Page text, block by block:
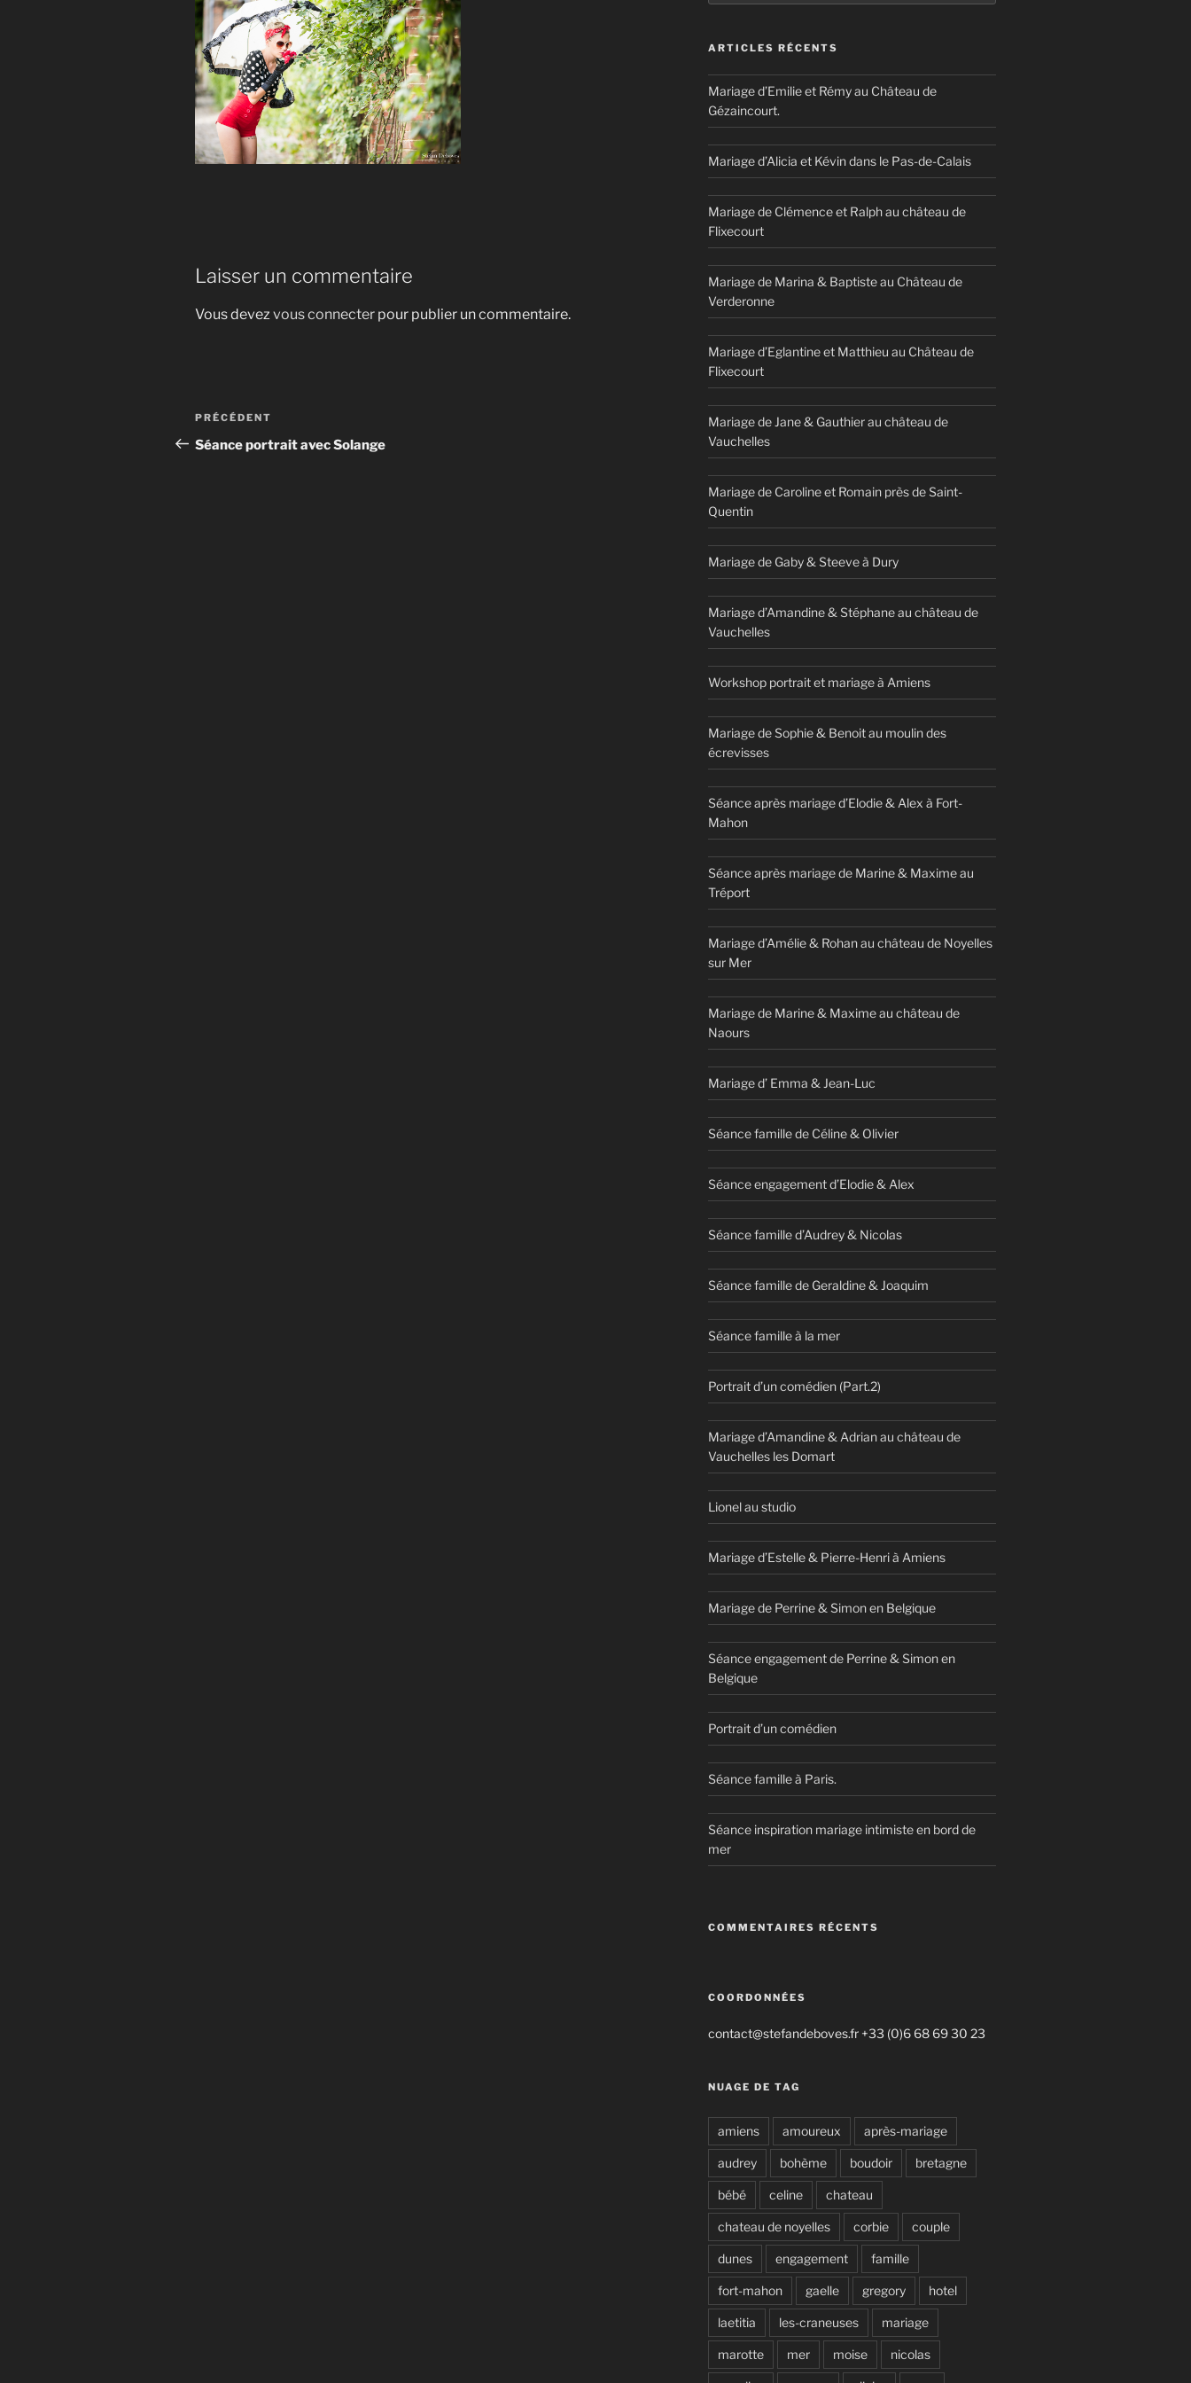
Laisser un commentaire
Vous devez vous connecter pour publier un commentaire.
Navigation
de
Article
précédent
PRÉCÉDENT
Séance portrait avec Solange
ARTICLES RÉCENTS
Mariage d’Emilie et Rémy au Château de
Gézaincourt.
Mariage d’Alicia et Kévin dans le Pas-de-Calais
Mariage de Clémence et Ralph au château de
Flixecourt
Mariage de Marina & Baptiste au Château de
Verderonne
Mariage d’Eglantine et Matthieu au Château de
Flixecourt
Mariage de Jane & Gauthier au château de
Vauchelles
Mariage de Caroline et Romain près de Saint-
Quentin
Mariage de Gaby & Steeve à Dury
Mariage d’Amandine & Stéphane au château de
Vauchelles
Workshop portrait et mariage à Amiens
Mariage de Sophie & Benoit au moulin des
écrevisses
Séance après mariage d’Elodie & Alex à Fort-
Mahon
Séance après mariage de Marine & Maxime au
Tréport
Mariage d’Amélie & Rohan au château de Noyelles
sur Mer
Mariage de Marine & Maxime au château de
Naours
Mariage d’ Emma & Jean-Luc
Séance famille de Céline & Olivier
Séance engagement d’Elodie & Alex
Séance famille d’Audrey & Nicolas
Séance famille de Geraldine & Joaquim
Séance famille à la mer
Portrait d’un comédien (Part.2)
Mariage d’Amandine & Adrian au château de
Vauchelles les Domart
Lionel au studio
Mariage d’Estelle & Pierre-Henri à Amiens
Mariage de Perrine & Simon en Belgique
Séance engagement de Perrine & Simon en
Belgique
Portrait d’un comédien
Séance famille à Paris.
Séance inspiration mariage intimiste en bord de
mer
COMMENTAIRES RÉCENTS
COORDONNÉES
contact@stefandeboves.fr +33 (0)6 68 69 30 23
NUAGE DE TAG
amiens amoureux après-mariage
audrey bohème boudoir bretagne
bébé celine chateau
chateau de noyelles corbie couple
dunes engagement famille
fort-mahon gaelle gregory hotel
laetitia les-craneuses mariage
marotte mer moise nicolas